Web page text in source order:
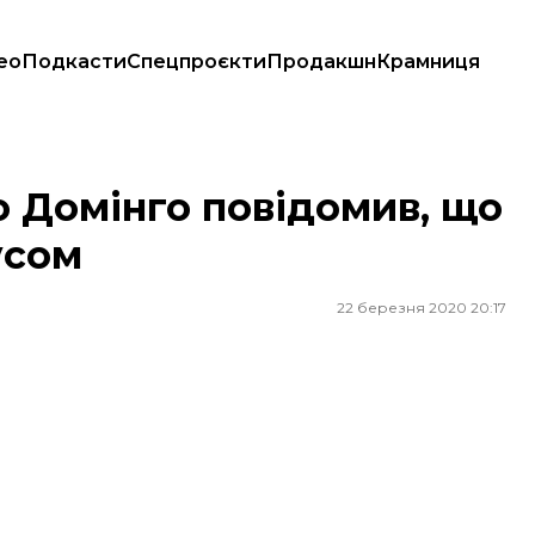
ПодкастиСпецпроєктиПродакшнКрамниця
Домінго повідомив, що
22 березня 2020 20:17